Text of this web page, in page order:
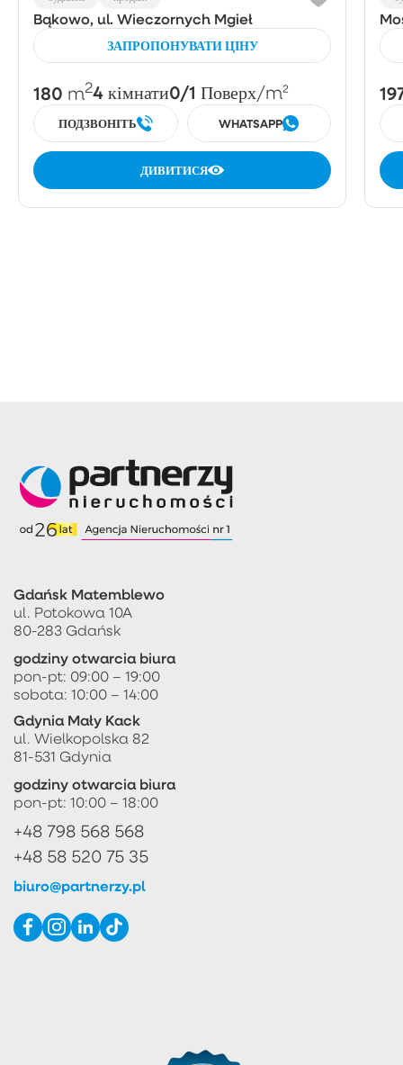
Bąkowo, ul. Wieczornych Mgieł
ЗАПРОПОНУВАТИ ЦІНУ
180 m24 кімнати0/1 Поверх/m²
ПОДЗВОНІТЬ WHATSAPP
ДИВИТИСЯ
Gdańsk Matemblewo
ul. Potokowa 10A
80-283 Gdańsk
godziny otwarcia biura
pon-pt: 09:00 – 19:00
sobota: 10:00 – 14:00
Gdynia Mały Kack
ul. Wielkopolska 82
81-531 Gdynia
godziny otwarcia biura
pon-pt: 10:00 – 18:00
+48 798 568 568
+48 58 520 75 35
biuro@partnerzy.pl